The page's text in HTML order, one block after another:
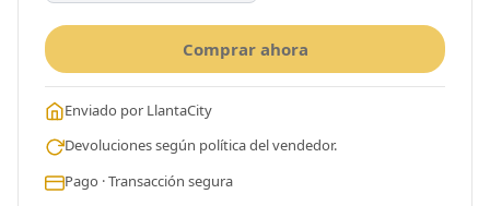
Comprar ahora
Enviado por LlantaCity
Devoluciones según política del vendedor.
Pago · Transacción segura